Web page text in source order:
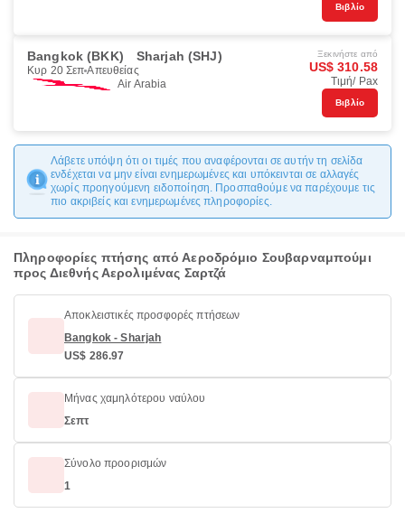
Βιβλίο
Bangkok (BKK) Sharjah (SHJ)
Κυρ 20 Σεπ Απευθείας
Air Arabia
Ξεκινήστε από
US$ 310.58
Τιμή/ Pax
Βιβλίο
Λάβετε υπόψη ότι οι τιμές που αναφέρονται σε αυτήν τη σελίδα
ενδέχεται να μην είναι ενημερωμένες και υπόκεινται σε αλλαγές
χωρίς προηγούμενη ειδοποίηση. Προσπαθούμε να παρέχουμε τις
πιο ακριβείς και ενημερωμένες πληροφορίες.
Πληροφορίες πτήσης από Αεροδρόμιο Σουβαρναμπούμι
προς Διεθνής Αερολιμένας Σαρτζά
Αποκλειστικές προσφορές πτήσεων
Bangkok - Sharjah
US$ 286.97
Μήνας χαμηλότερου ναύλου
Σεπτ
Σύνολο προορισμών
1